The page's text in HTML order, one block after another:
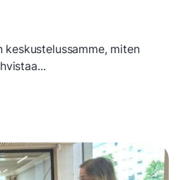
keskustelussamme, miten